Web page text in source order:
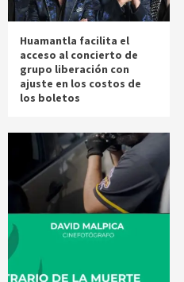
Huamantla facilita el
acceso al concierto de
grupo liberación con
ajuste en los costos de
los boletos